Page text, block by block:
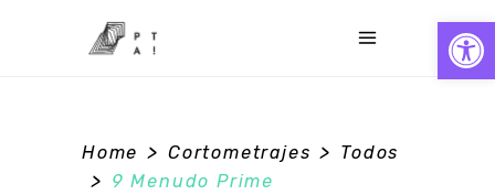
Home > Cortometrajes > Todos
> 9 Menudo Prime